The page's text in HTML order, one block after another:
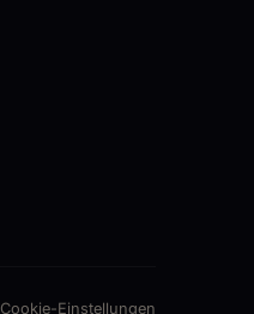
Cookie-Einstellungen